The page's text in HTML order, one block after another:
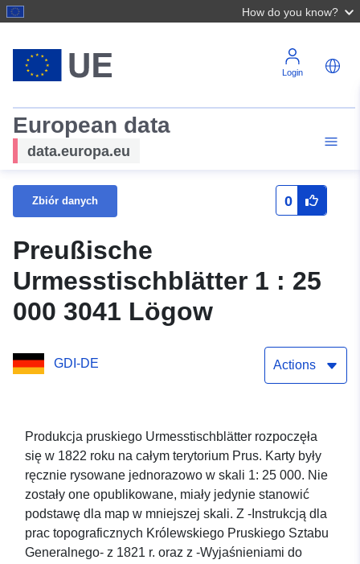
How do you know?
Login
European data
data.europa.eu
Zbiór danych 0
Preußische
Urmesstischblätter 1 : 25
000 3041 Lögow
GDI-DE Actions
Produkcja pruskiego Urmesstischblätter rozpoczęła
się w 1822 roku na całym terytorium Prus. Karty były
ręcznie rysowane jednorazowo w skali 1: 25 000. Nie
zostały one opublikowane, miały jedynie stanowić
podstawę dla map w mniejszej skali. Z -Instrukcją dla
prac topograficznych Królewskiego Pruskiego Sztabu
Generalnego- z 1821 r. oraz z -Wyjaśnieniami do